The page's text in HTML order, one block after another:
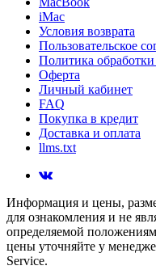
iMac
Условия возврата
Пользовательское
Политика
Оферта
Личный кабинет
FAQ
Покупка в кредит
Доставка и оплата
llms.txt
Информация и цены,
для ознакомления и не
определяемой
цены уточняйте у
Service.